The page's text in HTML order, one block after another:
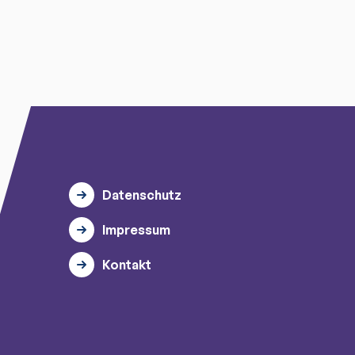
Datenschutz
Impressum
Kontakt